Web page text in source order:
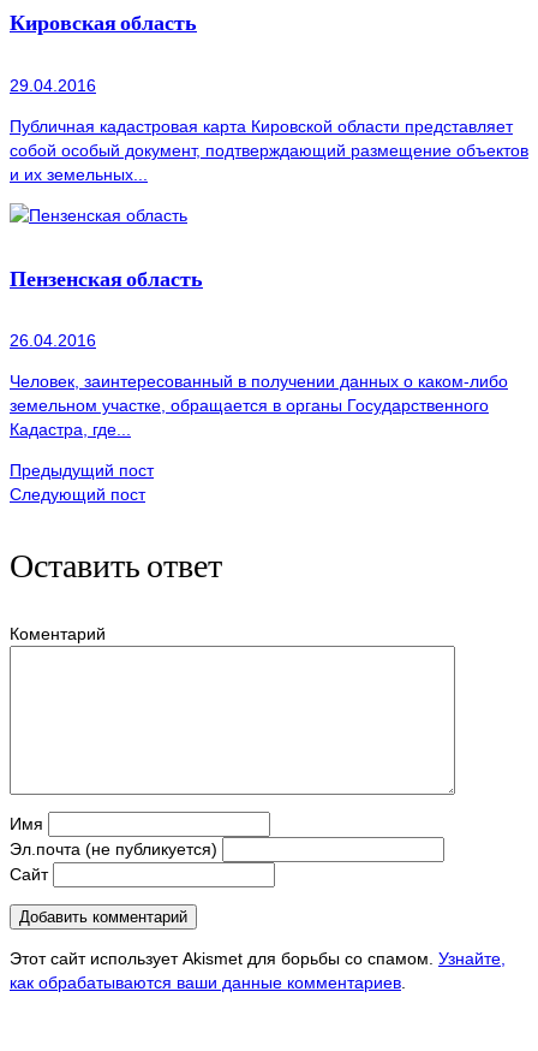
Кировская область
29.04.2016
Публичная кадастровая карта Кировской области представляет
собой особый документ, подтверждающий размещение объектов
и их земельных...
Пензенская область
26.04.2016
Человек, заинтересованный в получении данных о каком-либо
земельном участке, обращается в органы Государственного
Кадастра, где...
Предыдущий пост
Следующий пост
Оставить ответ
Коментарий
Имя
Эл.почта (не публикуется)
Сайт
Этот сайт использует Akismet для борьбы со спамом. Узнайте,
как обрабатываются ваши данные комментариев